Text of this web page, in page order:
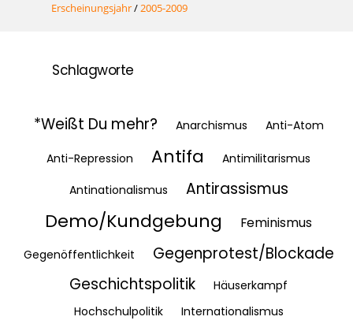
Erscheinungsjahr/2005-2009
Schlagworte
*Weißt Du mehr? Anarchismus Anti-Atom
Anti-Repression Antifa
Antimilitarismus
Antinationalismus
Antirassismus
Demo/Kundgebung Feminismus
Gegenöffentlichkeit
Gegenprotest/Blockade
Geschichtspolitik
Häuserkampf
Hochschulpolitik
Internationalismus